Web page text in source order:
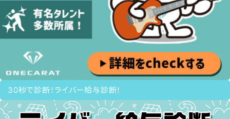
30秒で診断！ライバー給与診断！